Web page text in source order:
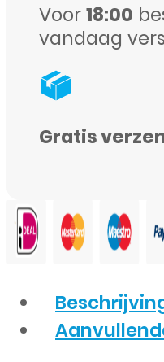
Voor18:00
vandaag
Gratis